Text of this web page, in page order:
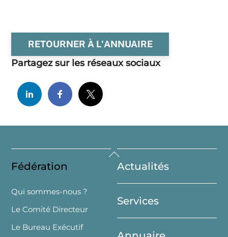
RETOURNER À L'ANNUAIRE
Partagez sur les réseaux sociaux
Back
To
Top
Fédération
Qui sommes-nous ?
Le Comité Directeur
Le Bureau Exécutif
Actualités
Services